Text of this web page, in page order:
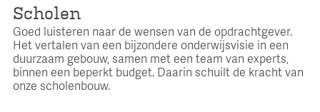
Zoek op categorie
Zoek een medewerker
Scholen
Goed luisteren naar de wensen van de opdrachtgever.
Het vertalen van een bijzondere onderwijsvisie in een
duurzaam gebouw, samen met een team van experts,
binnen een beperkt budget. Daarin schuilt de kracht van
onze scholenbouw.